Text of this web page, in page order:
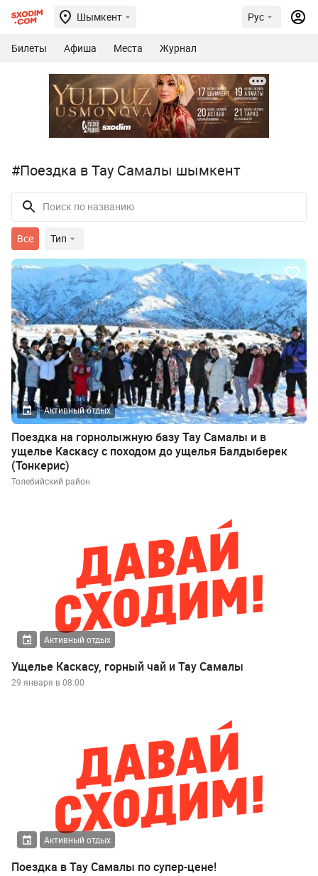
Шымкент Рус
Билеты Афиша Места Журнал
#Поездка в Тау Самалы шымкент
Все Тип
Активный отдых
Поездка на горнолыжную базу Тау Самалы и в
ущелье Каскасу с походом до ущелья Балдыберек
(Тонкерис)
Толебийский район
Активный отдых
Ущелье Каскасу, горный чай и Тау Самалы
29 января в 08:00
Активный отдых
Поездка в Тау Самалы по супер-цене!